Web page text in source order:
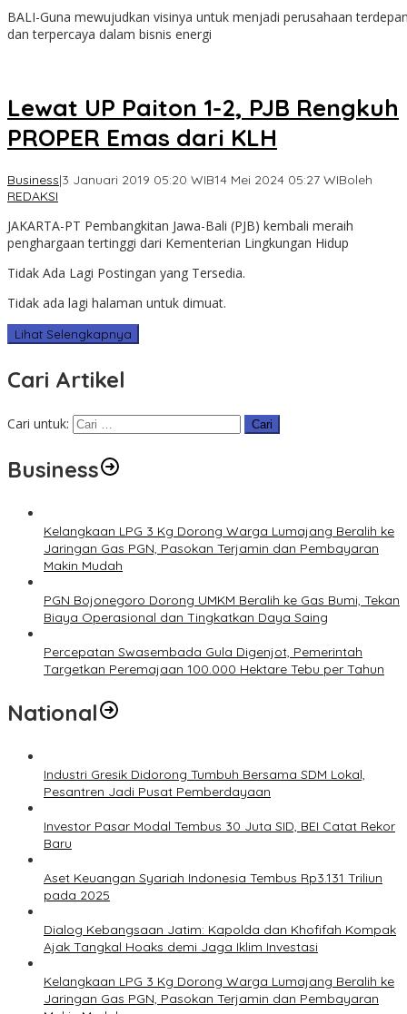
BALI-Guna mewujudkan visinya untuk menjadi perusahaan
dan terpercaya dalam bisnis energi
Lewat UP Paiton 1-2, PJB Rengkuh
PROPER Emas dari KLH
Business|3 Januari 2019 05:20 WIB14 Mei 2024 05:27 WIBoleh
REDAKSI
JAKARTA-PT Pembangkitan Jawa-Bali (PJB) kembali meraih
penghargaan tertinggi dari Kementerian Lingkungan Hidup
Tidak Ada Lagi Postingan yang Tersedia.
Tidak ada lagi halaman untuk dimuat.
Lihat Selengkapnya
Cari Artikel
Cari untuk:
Business
Kelangkaan LPG 3 Kg Dorong Warga Lumajang Beralih ke
Jaringan Gas PGN, Pasokan Terjamin dan Pembayaran
Makin Mudah
PGN Bojonegoro Dorong UMKM Beralih ke Gas Bumi, Tekan
Biaya Operasional dan Tingkatkan Daya Saing
Percepatan Swasembada Gula Digenjot, Pemerintah
Targetkan Peremajaan 100.000 Hektare Tebu per Tahun
National
Industri Gresik Didorong Tumbuh Bersama SDM Lokal,
Pesantren Jadi Pusat Pemberdayaan
Investor Pasar Modal Tembus 30 Juta SID, BEI Catat Rekor
Baru
Aset Keuangan Syariah Indonesia Tembus Rp3.131 Triliun
pada 2025
Dialog Kebangsaan Jatim: Kapolda dan Khofifah Kompak
Ajak Tangkal Hoaks demi Jaga Iklim Investasi
Kelangkaan LPG 3 Kg Dorong Warga Lumajang Beralih ke
Jaringan Gas PGN, Pasokan Terjamin dan Pembayaran